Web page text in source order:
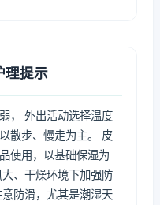
理提示
， 外出活动选择温度
散步、慢走为主。 皮
使用，以基础保湿为
、干燥环境下加强防
防滑，尤其是潮湿天